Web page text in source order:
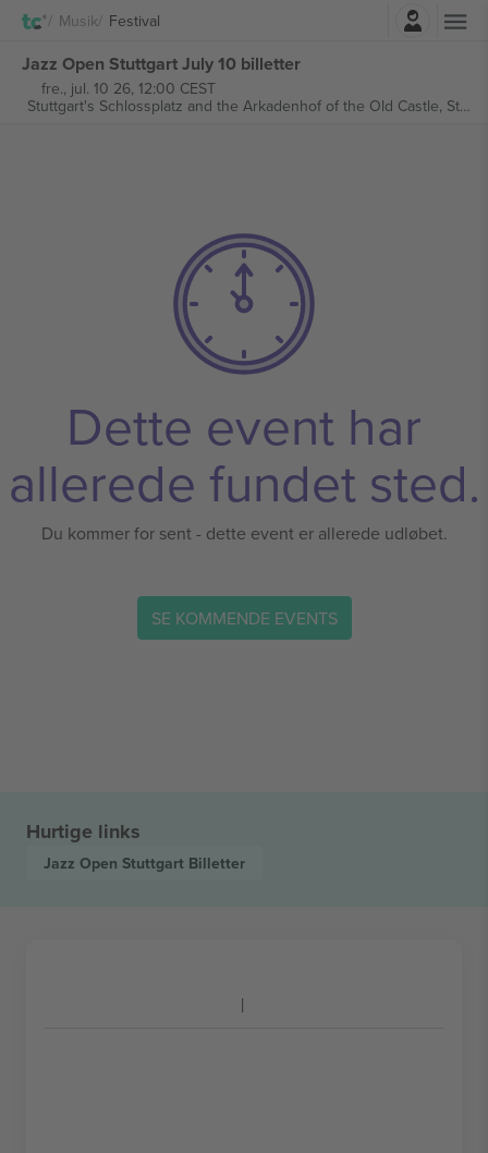
Musik Festival
Jazz Open Stuttgart July 10 billetter
fre., jul. 10 26, 12:00 CEST
Stuttgart's Schlossplatz and the Arkadenhof of the Old Castle, Stuttgart, Germany
Dette event har
allerede fundet sted.
Du kommer for sent - dette event er allerede udløbet.
SE KOMMENDE EVENTS
Hurtige links
Jazz Open Stuttgart Billetter